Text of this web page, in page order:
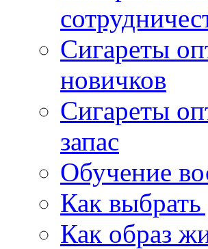
Сигареты
новичков
Сигареты
запас
Обучение
Как
Как образ